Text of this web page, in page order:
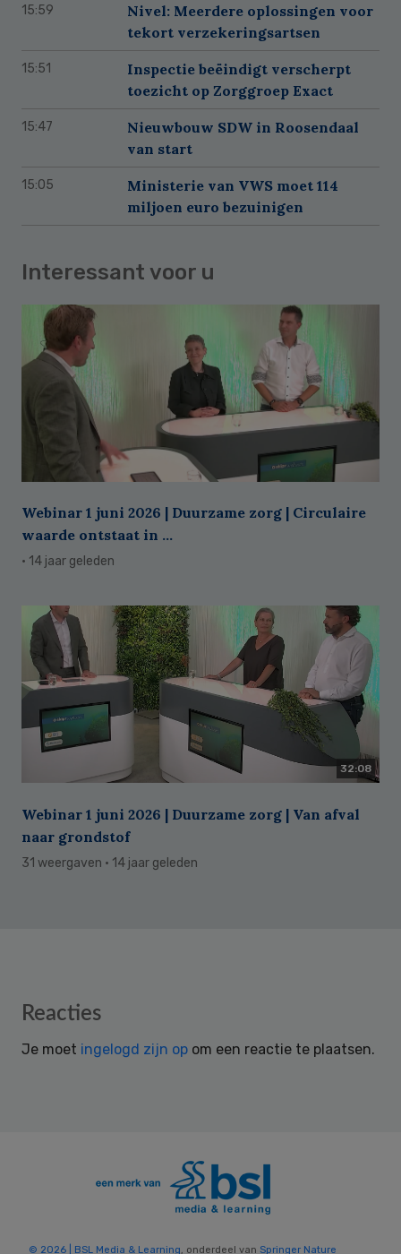
15:59
Nivel: Meerdere oplossingen voor
tekort verzekeringsartsen
15:51
Inspectie beëindigt verscherpt
toezicht op Zorggroep Exact
15:47
Nieuwbouw SDW in Roosendaal
van start
15:05
Ministerie van VWS moet 114
miljoen euro bezuinigen
Interessant voor u
Webinar 1 juni 2026 | Duurzame zorg | Circulaire
waarde ontstaat in ...
· 14 jaar geleden
32:08
Webinar 1 juni 2026 | Duurzame zorg | Van afval
naar grondstof
31 weergaven · 14 jaar geleden
Reader
Reacties
Je moet ingelogd zijn op om een reactie te plaatsen.
© 2026 | BSL Media & Learning, onderdeel van Springer Nature